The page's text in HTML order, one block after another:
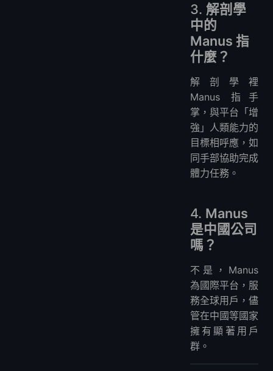
3. 解剖學
中的
Manus 指
什麼？
解剖學裡
Manus 指手
掌，與平台「增
強」人類能力的
目標相呼應，如
同手部協助完成
體力任務。
4. Manus
是中國公司
嗎？
不是，Manus
為國際平台，服
務全球用戶，儘
管在中國等國家
擁有顯著用戶
群。